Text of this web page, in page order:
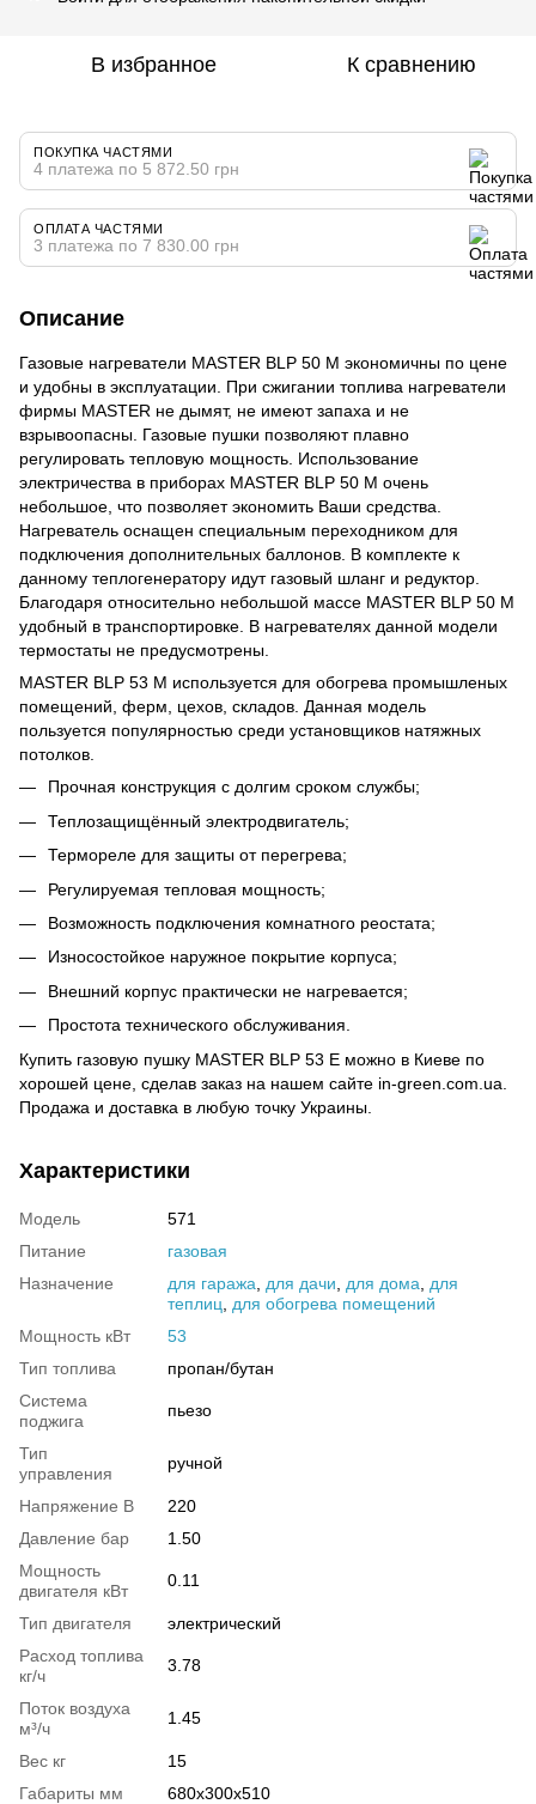
В избранное К сравнению
ПОКУПКА ЧАСТЯМИ
4 платежа по 5 872.50 грн
ОПЛАТА ЧАСТЯМИ
3 платежа по 7 830.00 грн
Описание
Газовые нагреватели MASTER BLP 50 M экономичны по цене
и удобны в эксплуатации. При сжигании топлива нагреватели
фирмы MASTER не дымят, не имеют запаха и не
взрывоопасны. Газовые пушки позволяют плавно
регулировать тепловую мощность. Использование
электричества в приборах MASTER BLP 50 M очень
небольшое, что позволяет экономить Ваши средства.
Нагреватель оснащен специальным переходником для
подключения дополнительных баллонов. В комплекте к
данному теплогенератору идут газовый шланг и редуктор.
Благодаря относительно небольшой массе MASTER BLP 50 M
удобный в транспортировке. В нагревателях данной модели
термостаты не предусмотрены.
MASTER BLP 53 M используется для обогрева промышленых
помещений, ферм, цехов, складов. Данная модель
пользуется популярностью среди установщиков натяжных
потолков.
Прочная конструкция с долгим сроком службы;
Теплозащищённый электродвигатель;
Термореле для защиты от перегрева;
Регулируемая тепловая мощность;
Возможность подключения комнатного реостата;
Износостойкое наружное покрытие корпуса;
Внешний корпус практически не нагревается;
Простота технического обслуживания.
Купить газовую пушку MASTER BLP 53 E можно в Киеве по
хорошей цене, сделав заказ на нашем сайте in-green.com.ua.
Продажа и доставка в любую точку Украины.
Характеристики
Модель
571
Питание
газовая
Назначение
для гаража для дачи для дома
для
теплиц
для обогрева помещений
Мощность кВт
53
Тип топлива
пропан/бутан
Система
поджига
пьезо
Тип
управления
ручной
Напряжение В
220
Давление бар
1.50
Мощность
двигателя кВт
0.11
Тип двигателя
электрический
Расход топлива
кг/ч
3.78
Поток воздуха
м³/ч
1.45
Вес кг
15
Габариты мм
680x300x510